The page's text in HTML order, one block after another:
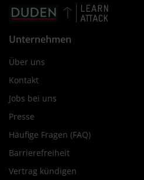
Unternehmen
Über uns
Kontakt
Jobs bei uns
Presse
Häufige Fragen (FAQ)
Barrierefreiheit
Vertrag kündigen